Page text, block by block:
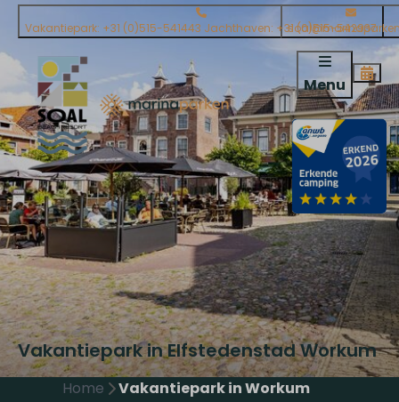
Vakantiepark: +31 (0)515-541443 Jachthaven: +31 (0)515-542937
Menu
Vakantiepark in Elfstedenstad Workum
Home Vakantiepark in Workum